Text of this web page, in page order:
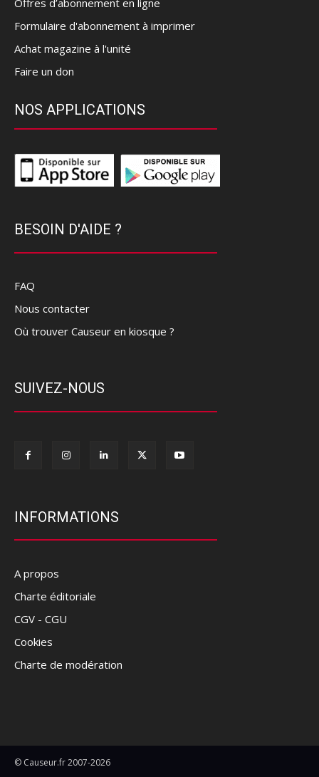
Offres d’abonnement en ligne
Formulaire d'abonnement à imprimer
Achat magazine à l'unité
Faire un don
NOS APPLICATIONS
BESOIN D'AIDE ?
FAQ
Nous contacter
Où trouver Causeur en kiosque ?
SUIVEZ-NOUS
INFORMATIONS
A propos
Charte éditoriale
CGV - CGU
Cookies
Charte de modération
© Causeur.fr 2007-2026